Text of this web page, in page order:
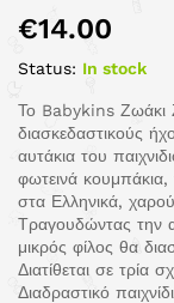
€14.00
Status: In stock
Το Babykins Ζωάκι
διασκεδαστικούς
αυτάκια του
φωτεινά κουμπάκια,
στα Ελληνικά,
Τραγουδώντας την
μικρός φίλος θα
Διατίθεται σε τρία
Διαδραστικό